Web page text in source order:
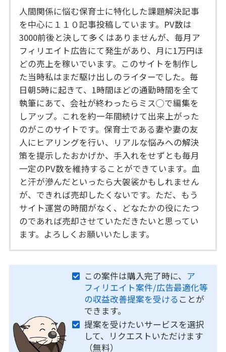
人間関係に悩む保育士に特化した課題解決記事
を中心に１１０記事投稿しています。PV数は
3000前後と決して多くはありませんが、毎月ア
フィリエイト広告にて発生があり、月に1万円ほ
どの売上を稼いでいます。このサイトを制作し
た当時私はまだ駆け出しのライターでした。毎
日朝5時に起きて、1時間ほどの通勤時間を全て
執筆にあて、会社が終わったらミス◯で編集を
しアップ。これを約一年間続けて出来上がった
のがこのサイトです。保育士である妻や妻の友
人にヒアリングを行い、リアルな悩みへの解決
策を提示したおかげか、手入れをせずとも毎月
一定のPV数を維持することができています。血
と汗が滲んだといったら大袈裟かもしれません
が、できれば売却したくないです。ただ、もう
サイト運営の時間がなく、どなたかの役にたつ
のであれば売却させていただきたいと思ってい
ます。よろしくお願いいたします。
この案件は購入完了時に、 ア
フィリエイト案件/広告最適化等
の収益改善提案を受ける ことが
できます。
提案を受けたいサービスを選択
して、リクエストいただけます
（無料）